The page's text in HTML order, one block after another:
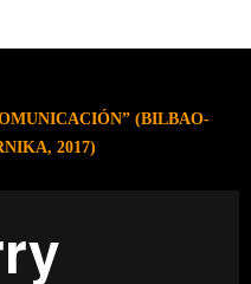
(BILBAO-
2017)